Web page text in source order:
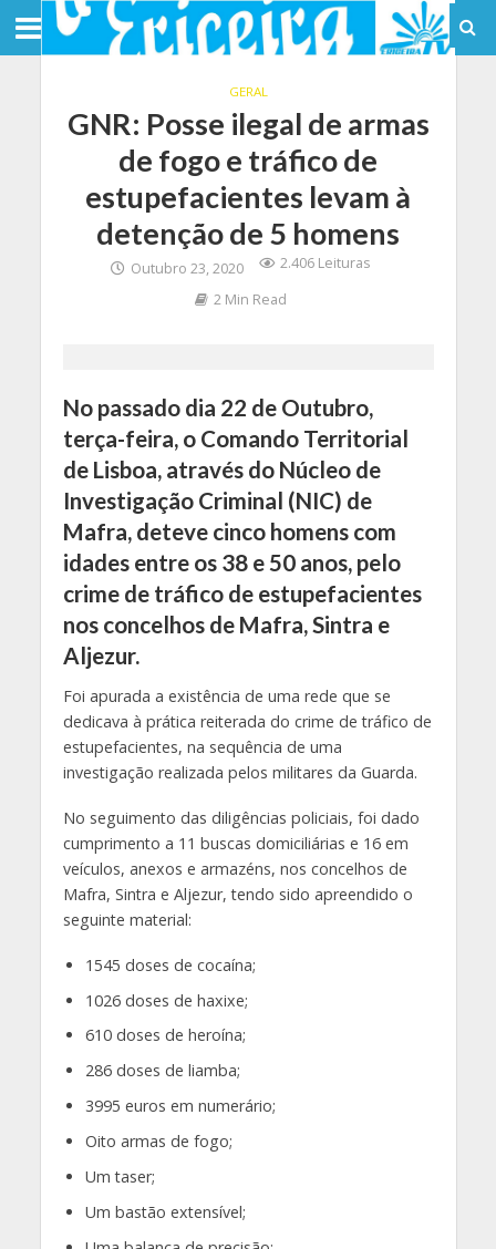
GERAL
GNR: Posse ilegal de armas
de fogo e tráfico de
estupefacientes levam à
detenção de 5 homens
Outubro 23, 2020
2.406 Leituras
2 Min Read
No passado dia 22 de Outubro,
terça-feira, o Comando Territorial
de Lisboa, através do Núcleo de
Investigação Criminal (NIC) de
Mafra, deteve cinco homens com
idades entre os 38 e 50 anos, pelo
crime de tráfico de estupefacientes
nos concelhos de Mafra, Sintra e
Aljezur.
Foi apurada a existência de uma rede que se
dedicava à prática reiterada do crime de tráfico de
estupefacientes, na sequência de uma
investigação realizada pelos militares da Guarda.
No seguimento das diligências policiais, foi dado
cumprimento a 11 buscas domiciliárias e 16 em
veículos, anexos e armazéns, nos concelhos de
Mafra, Sintra e Aljezur, tendo sido apreendido o
seguinte material:
1545 doses de cocaína;
1026 doses de haxixe;
610 doses de heroína;
286 doses de liamba;
3995 euros em numerário;
Oito armas de fogo;
Um taser;
Um bastão extensível;